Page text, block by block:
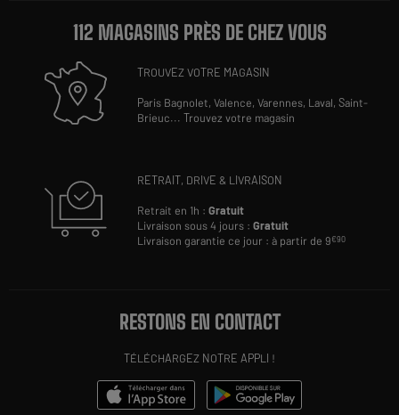
112 MAGASINS PRÈS DE CHEZ VOUS
TROUVEZ VOTRE MAGASIN
Paris Bagnolet,Valence,Varennes, Laval,Saint-
Brieuc...Trouvez votre magasin
RETRAIT, DRIVE & LIVRAISON
Retrait en 1h :Gratuit
Livraison sous 4 jours :Gratuit
Livraison garantie ce jour : à partir de 9€90
RESTONS EN CONTACT
TÉLÉCHARGEZ NOTRE APPLI !